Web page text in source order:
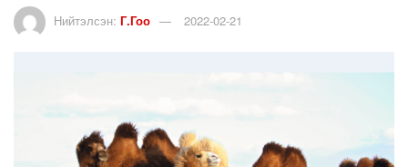
Нийтэлсэн: Г.Гоо 2022-02-21